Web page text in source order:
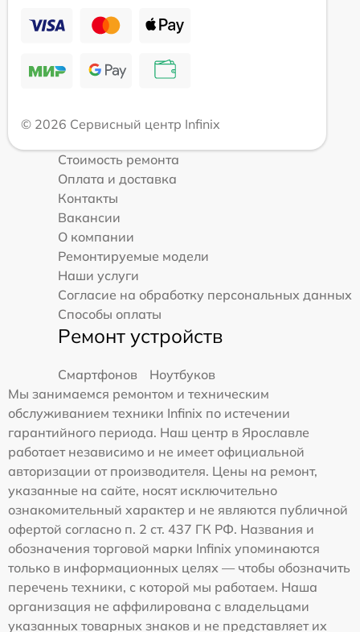
© 2026 Сервисный центр Infinix
Стоимость ремонта
Оплата и доставка
Контакты
Вакансии
О компании
Ремонтируемые модели
Наши услуги
Согласие на обработку персональных данных
Способы оплаты
Ремонт устройств
Смартфонов
Ноутбуков
Мы занимаемся ремонтом и техническим
обслуживанием техники Infinix по истечении
гарантийного периода. Наш центр в Ярославле
работает независимо и не имеет официальной
авторизации от производителя. Цены на ремонт,
указанные на сайте, носят исключительно
ознакомительный характер и не являются публичной
офертой согласно п. 2 ст. 437 ГК РФ. Названия и
обозначения торговой марки Infinix упоминаются
только в информационных целях — чтобы обозначить
перечень техники, с которой мы работаем. Наша
организация не аффилирована с владельцами
указанных товарных знаков и не представляет их